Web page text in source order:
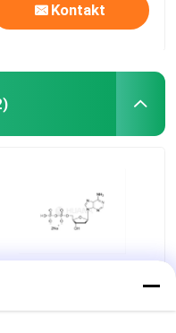
Kontakt